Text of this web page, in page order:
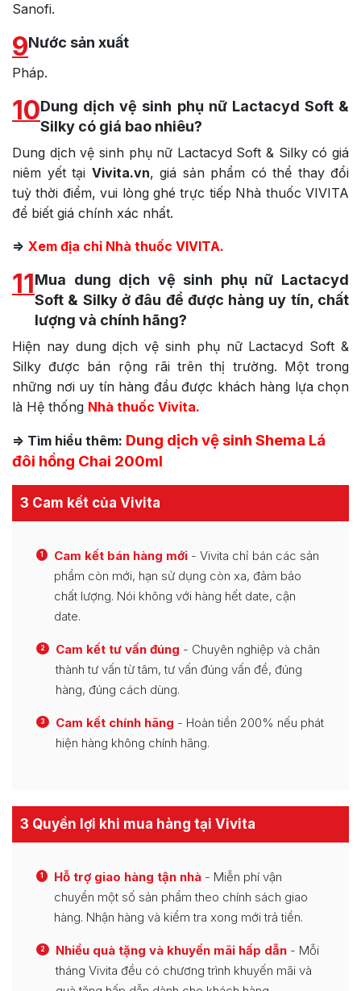
Sanofi.
9Nước sản xuất
Pháp.
10Dung dịch vệ sinh phụ nữ Lactacyd Soft &
Silky có giá bao nhiêu?
Dung dịch vệ sinh phụ nữ Lactacyd Soft & Silky có giá
niêm yết tại Vivita.vn, giá sản phẩm có thể thay đổi
tuỳ thời điểm, vui lòng ghé trực tiếp Nhà thuốc VIVITA
để biết giá chính xác nhất.
=> Xem địa chỉ Nhà thuốc VIVITA.
11Mua dung dịch vệ sinh phụ nữ Lactacyd
Soft & Silky ở đâu để được hàng uy tín, chất
lượng và chính hãng?
Hiện nay dung dịch vệ sinh phụ nữ Lactacyd Soft &
Silky được bán rộng rãi trên thị trường. Một trong
những nơi uy tín hàng đầu được khách hàng lựa chọn
là Hệ thống Nhà thuốc Vivita.
=> Tìm hiểu thêm: Dung dịch vệ sinh Shema Lá
đôi hồng Chai 200ml
3 Cam kết của Vivita
1 Cam kết bán hàng mới - Vivita chỉ bán các sản
phẩm còn mới, hạn sử dụng còn xa, đảm bảo
chất lượng. Nói không với hàng hết date, cận
date.
2 Cam kết tư vấn đúng - Chuyên nghiệp và chân
thành tư vấn từ tâm, tư vấn đúng vấn đề, đúng
hàng, đúng cách dùng.
3 Cam kết chính hãng - Hoàn tiền 200% nếu phát
hiện hàng không chính hãng.
3 Quyền lợi khi mua hàng tại Vivita
1 Hỗ trợ giao hàng tận nhà - Miễn phí vận
chuyển một số sản phẩm theo chính sách giao
hàng. Nhận hàng và kiểm tra xong mới trả tiền.
2 Nhiều quà tặng và khuyến mãi hấp dẫn - Mỗi
tháng Vivita đều có chương trình khuyến mãi và